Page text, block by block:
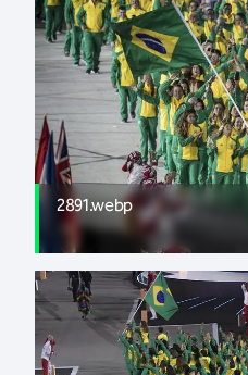
2891.webp